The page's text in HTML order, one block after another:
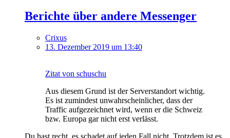
Berichte über andere Messenger
Crixus
13. Dezember 2019 um 13:40
Zitat von schuschu
Aus diesem Grund ist der Serverstandort wichtig.
Es ist zumindest unwahrscheinlicher, dass der
Traffic aufgezeichnet wird, wenn er die Schweiz
bzw. Europa gar nicht erst verlässt.
Du hast recht, es schadet auf jeden Fall nicht. Trotzdem ist es